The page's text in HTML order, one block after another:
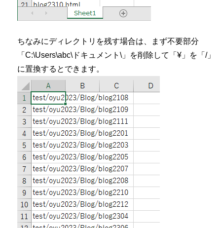
ちなみにディレクトリを残す場合は、まず不要部分
「C:\Users\abc\ドキュメント\」を削除して「¥」を「/」
に置換するとできます。